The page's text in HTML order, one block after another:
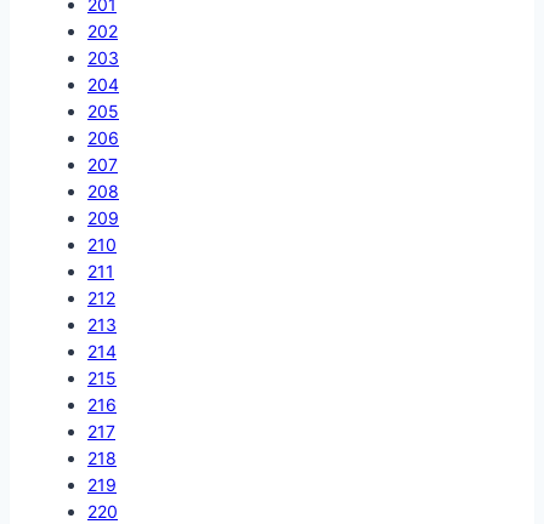
201
202
203
204
205
206
207
208
209
210
211
212
213
214
215
216
217
218
219
220